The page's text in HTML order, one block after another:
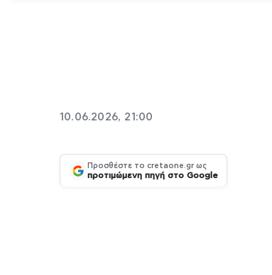
10.06.2026, 21:00
Προσθέστε το cretaone.gr ως
προτιμώμενη πηγή στο Google